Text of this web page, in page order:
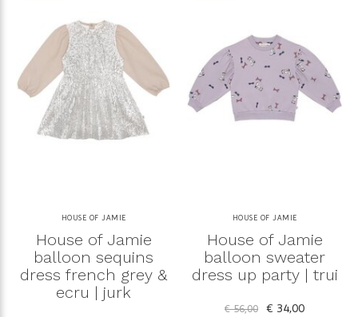
HOUSE OF JAMIE
House of Jamie
balloon sequins
dress french grey &
ecru | jurk
HOUSE OF JAMIE
House of Jamie
balloon sweater
dress up party | trui
€ 56,00 € 34,00